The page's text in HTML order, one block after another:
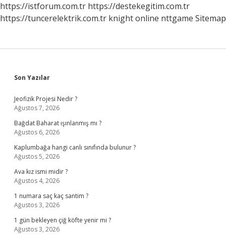
https://istforum.com.tr https://destekegitim.com.tr
https://tuncerelektrik.com.tr knight online nttgame Sitemap
Sidebar
Son Yazılar
Jeofizik Projesi Nedir ?
Ağustos 7, 2026
Bağdat Baharat ışınlanmış mı ?
Ağustos 6, 2026
Kaplumbağa hangi canlı sınıfında bulunur ?
Ağustos 5, 2026
Ava kız ismi midir ?
Ağustos 4, 2026
1 numara saç kaç santim ?
Ağustos 3, 2026
1 gün bekleyen çiğ köfte yenir mi ?
Ağustos 3, 2026